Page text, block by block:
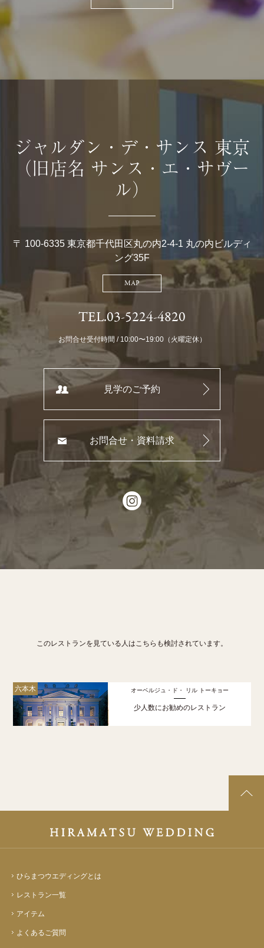
ジャルダン・デ・サンス 東京
（旧店名 サンス・エ・サヴー
ル）
〒 100-6335 東京都千代田区丸の内2-4-1 丸の内ビルディ
ング35F
MAP
TEL.03-5224-4820
お問合せ受付時間 / 10:00〜19:00（火曜定休）
見学のご予約
お問合せ・資料請求
このレストランを見ている人はこちらも検討されています。
六本木 オーベルジュ・ド・ リル トーキョー
少人数にお勧めのレストラン
ひらまつウエディングとは
レストラン一覧
アイテム
よくあるご質問